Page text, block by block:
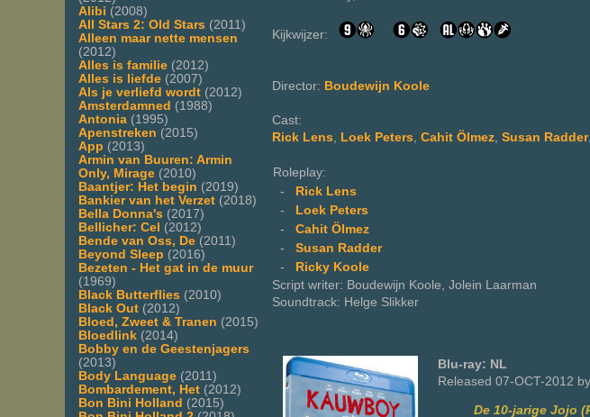
Alibi (2008)
All Stars 2: Old Stars (2011)
Alleen maar nette mensen
(2012)
Alles is familie (2012)
Alles is liefde (2007)
Als je verliefd wordt (2012)
Amsterdamned (1988)
Antonia (1995)
Apenstreken (2015)
App (2013)
Armin van Buuren: Armin
Only, Mirage (2010)
Baantjer: Het begin (2019)
Bankier van het Verzet (2018)
Bella Donna's (2017)
Bellicher: Cel (2012)
Bende van Oss, De (2011)
Beyond Sleep (2016)
Bezeten - Het gat in de muur
(1969)
Black Butterflies (2010)
Black Out (2012)
Bloed, Zweet & Tranen (2015)
Bloedlink (2014)
Bobby en de Geestenjagers
(2013)
Body Language (2011)
Bombardement, Het (2012)
Bon Bini Holland (2015)
Kijkwijzer:
Director: Boudewijn Koole
Cast:
Rick Lens
Loek Peters Cahit Ölmez Susan Radder,
Roleplay:
-
Rick Lens
-
Loek Peters
- Cahit Ölmez
- Susan Radder
-
Ricky Koole
Script writer: Boudewijn Koole, Jolein Laarman
Soundtrack: Helge Slikker
Blu-ray: NL
Released 07-OCT-2012
De 10-jarige Jojo